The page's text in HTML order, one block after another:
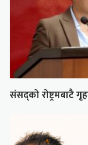
संसद्को रोष्ट्रमबाटै